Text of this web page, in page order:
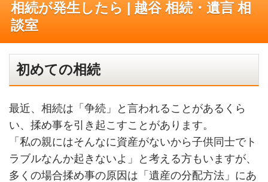
相続が発生したら | 越谷 相続・遺言 相
談室
初めての相続
最近、相続は「争続」と言われることがあるくら
い、揉め事を引き起こすことがあります。
「私の親にはそんなに資産がないから子供同士でト
ラブルなんか起きないよ」と考える方もいますが、
多くの場合揉め事の原因は「遺産の分配方法」にあ